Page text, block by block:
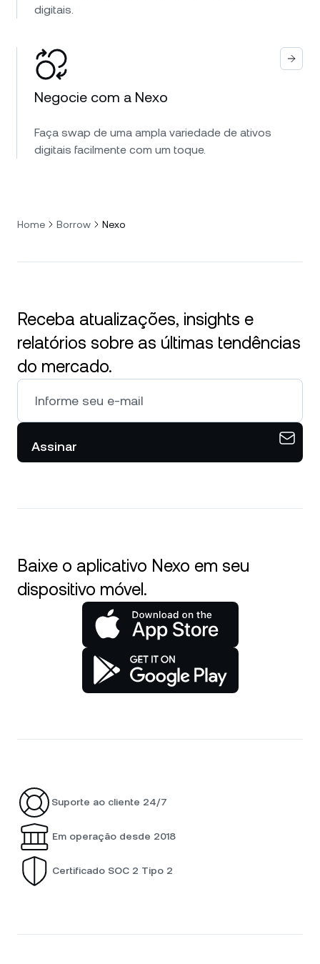
digitais.
Negocie com a Nexo
Faça swap de uma ampla variedade de ativos
digitais facilmente com um toque.
Home Borrow Nexo
Receba atualizações, insights e
relatórios sobre as últimas tendências
do mercado.
Assinar
Baixe o aplicativo Nexo em seu
dispositivo móvel.
Suporte ao cliente 24/7
Em operação desde 2018
Certificado SOC 2 Tipo 2